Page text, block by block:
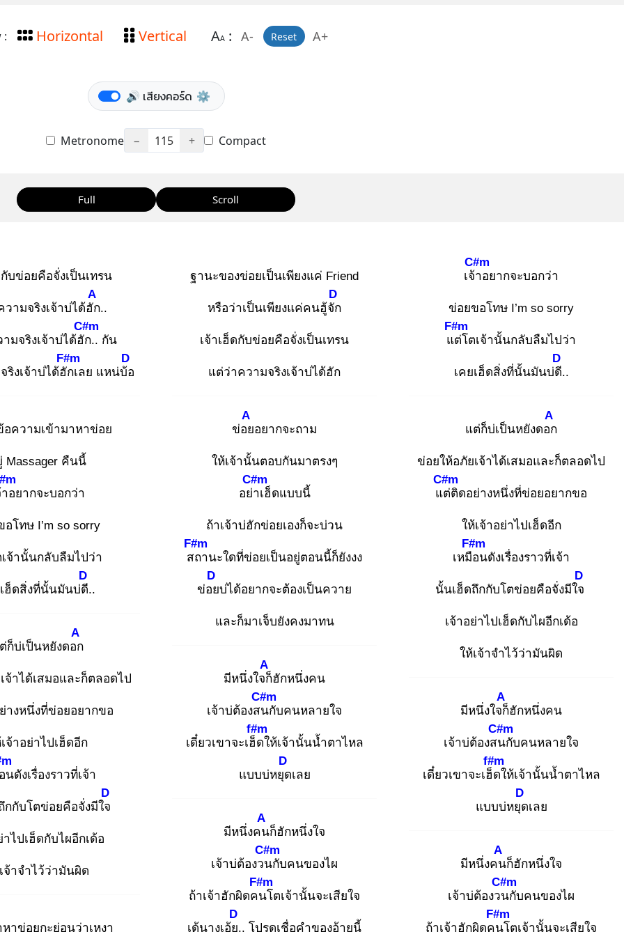
: Horizontal Vertical AA: A- Reset A+
🔊 เสียงคอร์ด ⚙️
Metronome − 115 + Compact
Full Scroll
กับข่อยคือจั่งเป็นเทรน
วามจริงเจ้าบ่ได้ฮัก
A
..
มจริงเจ้าบ่ได้ฮัก
C#m
.. กัน
ริงเจ้าบ่ได้ฮัก
F#m
เลย แหน่บ้อ
D
อความเข้ามาหาข่อย
Massager คืนนี้
อยากจะบอกว่า
โทษ I’m so sorry
จ้านั้นกลับลืมไปว่า
ฮ็ดสิ่งที่นั้นมันบ่ดี.
D
.
ก็บ่เป็นหยังดอก
A
จ้าได้เสมอและก็ตลอดไป
างหนึ่งที่ข่อยอยากขอ
จ้าอย่าไปเฮ็ดอีก
นดังเรื่องราวที่เจ้า
กกับโตข่อยคือจั่งมีใจ
D
าไปเฮ็ดกับไผอีกเด้อ
จ้าจำไว้ว่ามันผิด
หาข่อยกะย่อนว่าเหงา
ฐานะของข่อยเป็นเพียงแค่ Friend
หรือว่าเป็นเพียงแค่คนฮู้จัก
D
เจ้าเฮ็ดกับข่อยคือจั่งเป็นเทรน
แต่ว่าความจริงเจ้าบ่ได้ฮัก
ข่อย
A
อยากจะถาม
ให้เจ้านั้นตอบกันมาตรงๆ
อย่า
C#m
เฮ็ดแบบนี้
ถ้าเจ้าบ่ฮักข่อยเองก็จะบ่วน
สถ
F#m
านะใดที่ข่อยเป็นอยู่ตอนนี้ก็ยังงง
ข่อย
D
บ่ได้อยากจะต้องเป็นควาย
และก็มาเจ็บยังคงมาทน
มีหนึ่งใจก็
A
ฮักหนึ่งคน
เจ้าบ่ต้องสน
C#m
กับคนหลายใจ
เดี๋ยวเขาจะเฮ็ด
f#m
ให้เจ้านั้นน้ำตาไหล
แบบบ่หยุด
D
เลย
มีหนึ่งคน
A
ก็ฮักหนึ่งใจ
เจ้าบ่ต้องวน
C#m
กับคนของไผ
ถ้าเจ้าฮักผิดคน
F#m
โตเจ้านั้นจะเสียใจ
เด้นางเอ้ย.
D
. โปรดเชื่อคำของอ้ายนี้
เจ้า
C#m
อยากจะบอกว่า
ข่อยขอโทษ I’m so sorry
แต่
F#m
โตเจ้านั้นกลับลืมไปว่า
เคยเฮ็ดสิ่งที่นั้นมันบ่ดี.
D
.
แต่ก็บ่เป็นหยังดอก
A
ข่อยให้อภัยเจ้าได้เสมอและก็ตลอดไป
แต่
C#m
ติดอย่างหนึ่งที่ข่อยอยากขอ
ให้เจ้าอย่าไปเฮ็ดอีก
เหมือ
F#m
นดังเรื่องราวที่เจ้า
นั้นเฮ็ดถึกกับโตข่อยคือจั่งมีใจ
D
เจ้าอย่าไปเฮ็ดกับไผอีกเด้อ
ให้เจ้าจำไว้ว่ามันผิด
มีหนึ่งใจก็
A
ฮักหนึ่งคน
เจ้าบ่ต้องสน
C#m
กับคนหลายใจ
เดี๋ยวเขาจะเฮ็ด
f#m
ให้เจ้านั้นน้ำตาไหล
แบบบ่หยุด
D
เลย
มีหนึ่งคน
A
ก็ฮักหนึ่งใจ
เจ้าบ่ต้องวน
C#m
กับคนของไผ
ถ้าเจ้าฮักผิดคน
F#m
โตเจ้านั้นจะเสียใจ